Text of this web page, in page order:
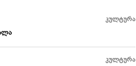
კულტურა
კულტურა